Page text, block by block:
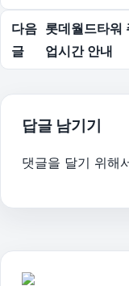
다음
글
롯데월드타워
업시간 안내
답글 남기기
댓글을 달기 위해